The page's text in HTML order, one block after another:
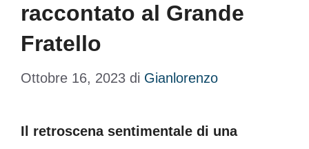
raccontato al Grande
Fratello
Ottobre 16, 2023 di Gianlorenzo
Il retroscena sentimentale di una